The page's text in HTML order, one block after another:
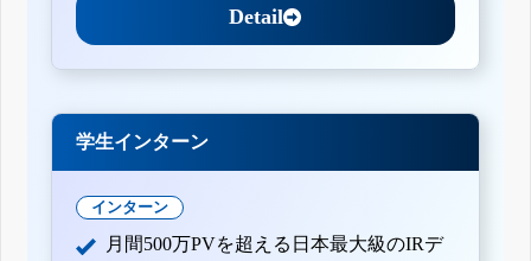
Detail
学生インターン
インターン
月間500万PVを超える日本最大級のIRデ